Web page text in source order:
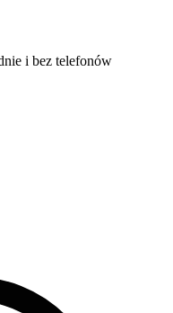
i bez telefonów